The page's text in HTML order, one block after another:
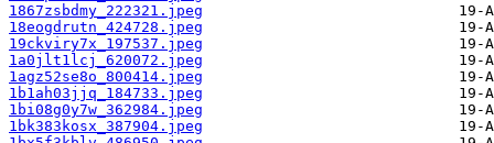
1867zsbdmy_222321.jpeg
18eogdrutn_424728.jpeg
19ckviry7x_197537.jpeg
1a0jlt1lcj_620072.jpeg
1agz52se8o_800414.jpeg
1b1ah03jjq_184733.jpeg
1bi08g0y7w_362984.jpeg
1bk383kosx_387904.jpeg